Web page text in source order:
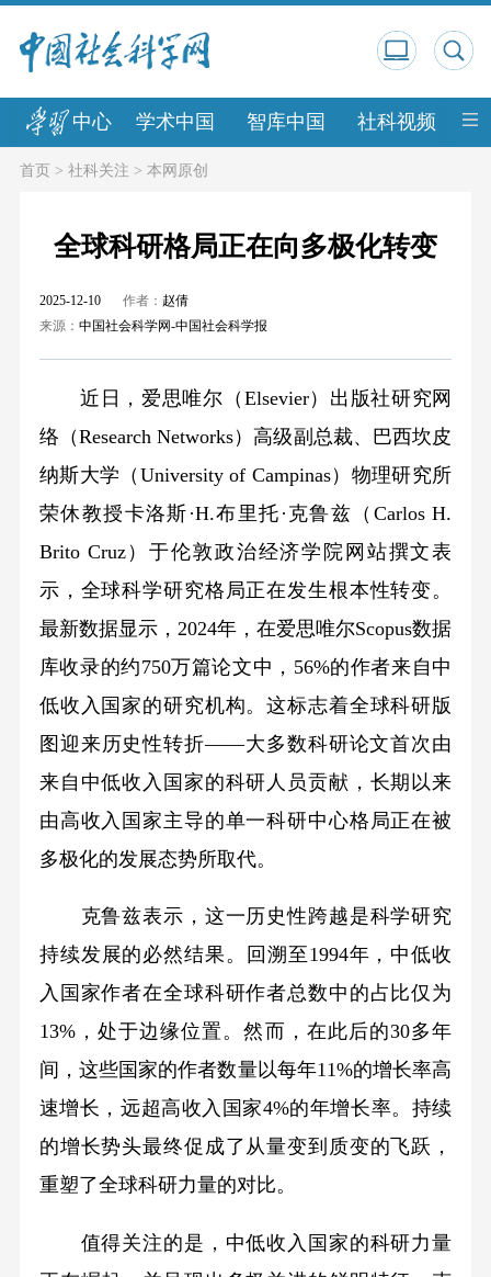
中心 学术中国 智库中国 社科视频 中
首页> 社科关注 > 本网原创
全球科研格局正在向多极化转变
2025-12-10 作者： 赵倩
来源： 中国社会科学网-中国社会科学报
近日，爱思唯尔（Elsevier）出版社研究网
络（Research Networks）高级副总裁、巴西坎皮
纳斯大学（University of Campinas）物理研究所
荣休教授卡洛斯·H.布里托·克鲁兹（Carlos H.
Brito Cruz）于伦敦政治经济学院网站撰文表
示，全球科学研究格局正在发生根本性转变。
最新数据显示，2024年，在爱思唯尔Scopus数据
库收录的约750万篇论文中，56%的作者来自中
低收入国家的研究机构。这标志着全球科研版
图迎来历史性转折——大多数科研论文首次由
来自中低收入国家的科研人员贡献，长期以来
由高收入国家主导的单一科研中心格局正在被
多极化的发展态势所取代。
克鲁兹表示，这一历史性跨越是科学研究
持续发展的必然结果。回溯至1994年，中低收
入国家作者在全球科研作者总数中的占比仅为
13%，处于边缘位置。然而，在此后的30多年
间，这些国家的作者数量以每年11%的增长率高
速增长，远超高收入国家4%的年增长率。持续
的增长势头最终促成了从量变到质变的飞跃，
重塑了全球科研力量的对比。
值得关注的是，中低收入国家的科研力量